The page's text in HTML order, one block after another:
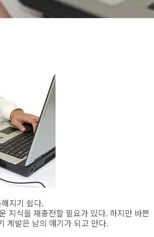
지기 쉽다.
지식을 재충전할 필요가 있다. 하지만 바쁜
계발은 남의 얘기가 되고 만다.